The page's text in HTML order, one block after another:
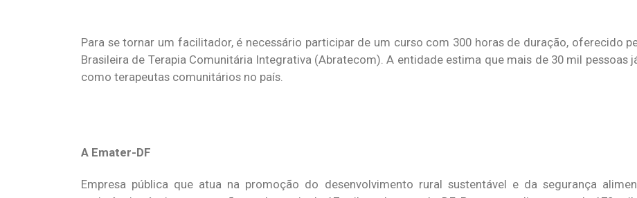
Para se tornar um facilitador, é necessário participar de um curso com 300 horas de duração, oferecido
Brasileira de Terapia Comunitária Integrativa (Abratecom). A entidade estima que mais de 30 mil pessoas
como terapeutas comunitários no país.
A Emater-DF
Empresa pública que atua na promoção do desenvolvimento rural sustentável e da segurança